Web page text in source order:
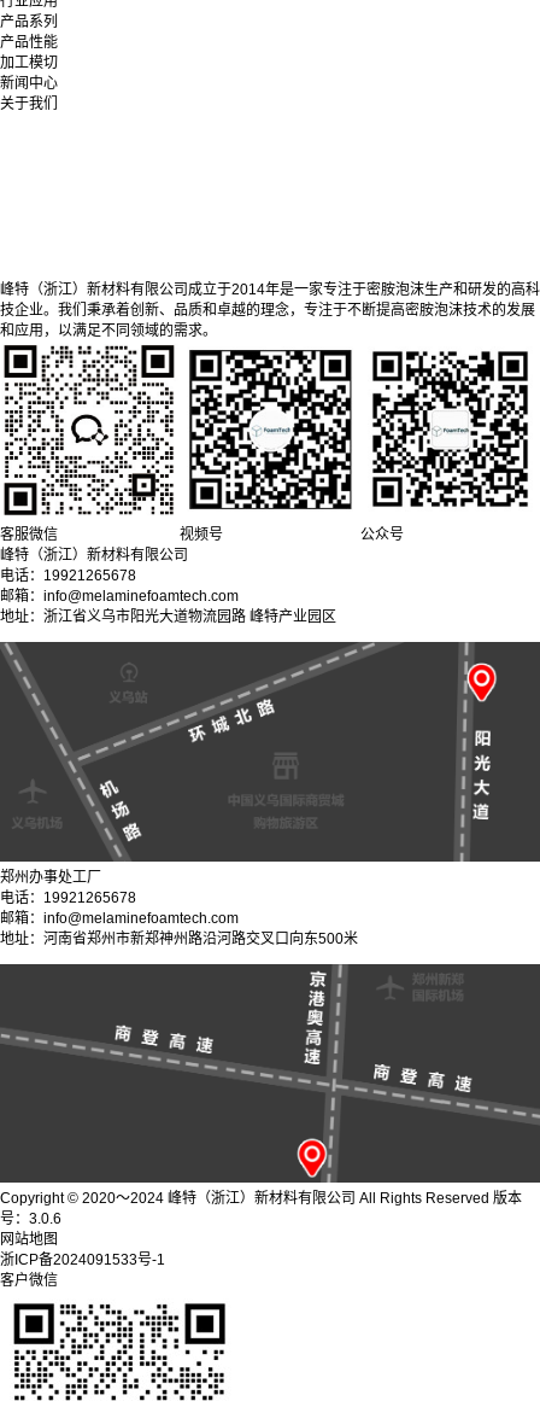
产品系列
产品性能
加工模切
新闻中心
关于我们
峰特（浙江）新材料有限公司成立于2014年是一家专注于密胺泡沫生产和研发的高科
技企业。我们秉承着创新、品质和卓越的理念，专注于不断提高密胺泡沫技术的发展
和应用，以满足不同领域的需求。
客服微信 视频号
公众号
峰特（浙江）新材料有限公司
电话：19921265678
邮箱：info@melaminefoamtech.com
地址：浙江省义乌市阳光大道物流园路 峰特产业园区
郑州办事处工厂
电话：19921265678
邮箱：info@melaminefoamtech.com
地址：河南省郑州市新郑神州路沿河路交叉口向东500米
Copyright © 2020～2024 峰特（浙江）新材料有限公司 All Rights Reserved 版本
号：3.0.6
网站地图
浙ICP备2024091533号-1
客户微信